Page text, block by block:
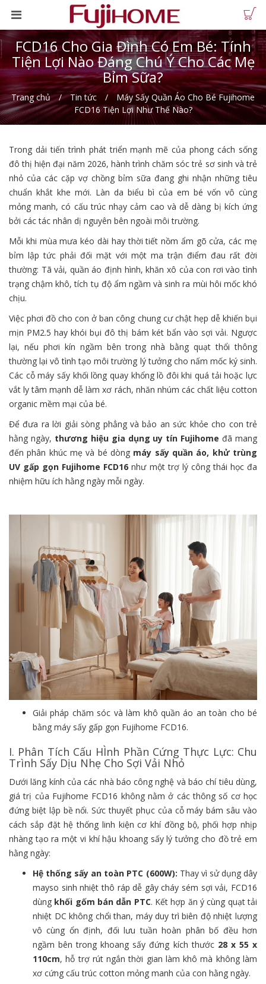
FCD16 Cho Gia Đình Có Em Bé: Tính
Tiện Lợi Nào Đáng Chú Ý Cho Các Mẹ
Bỉm Sữa?
Trang chủ Tin tức
Máy Sấy Quần Áo Cho Bé Fujihome
FCD16 Tiện Lợi Như Thế Nào?
Trong dải tiến trình phát triển mạnh mẽ của phong cách sống
đô thị hiện đại năm 2026, hành trình chăm sóc trẻ sơ sinh và trẻ
nhỏ của các cặp vợ chồng bỉm sữa đang ghi nhận những tiêu
chuẩn khắt khe mới. Làn da biểu bì của em bé vốn vô cùng
mỏng manh, có cấu trúc nhạy cảm cao và dễ dàng bị kích ứng
bởi các tác nhân dị nguyên bên ngoài môi trường.
Mỗi khi mùa mưa kéo dài hay thời tiết nồm ẩm gõ cửa, các mẹ
bỉm lập tức phải đối mặt với một ma trận điểm đau rất đời
thường: Tã vải, quần áo định hình, khăn xô của con rơi vào tình
trạng chậm khô, tích tụ độ ẩm ngầm và sinh ra mùi hôi mốc khó
chịu.
Việc phơi đồ cho con ở ban công chung cư chật hẹp dễ khiến bụi
mịn PM2.5 hay khói bụi đô thị bám két bẩn vào sợi vải. Ngược
lại, nếu phơi kín ngầm bên trong nhà bằng quạt thổi thông
thường lại vô tình tạo môi trường lý tưởng cho nấm mốc ký sinh.
Các cỗ máy sấy khối lồng quay khổng lồ đôi khi quá tải hoặc lực
vắt ly tâm mạnh dễ làm xơ rách, nhăn nhúm các chất liệu cotton
organic mềm mại của bé.
Để đưa ra lời giải sòng phẳng và bảo an sức khỏe cho con trẻ
hằng ngày, thương hiệu gia dụng uy tín Fujihome đã mang
đến phân khúc mẹ và bé dòng máy sấy quần áo, khử trùng
UV gấp gọn Fujihome FCD16 như một trợ lý công thái học đa
nhiệm hữu ích hằng ngày mỗi ngày.
Giải pháp chăm sóc và làm khô quần áo an toàn cho bé
bằng máy sấy gấp gọn Fujihome FCD16.
I. Phân Tích Cấu HÌnh Phần Cứng Thực Lực: Chu
Trình Sấy Dịu Nhẹ Cho Sợi Vải Nhỏ
Dưới lăng kính của các nhà báo công nghệ và báo chí tiêu dùng,
giá trị của Fujihome FCD16 không nằm ở các thông số cơ học
đứng biệt lập bề nổi. Sức thuyết phục của cỗ máy bám sâu vào
cách sắp đặt hệ thống linh kiện cơ khí đồng bộ, phối hợp nhịp
nhàng tạo ra một vi khí hậu khoang sấy lý tưởng cho đồ trẻ em
hằng ngày:
Hệ thống sấy an toàn PTC (600W): Thay vì sử dụng dây
mayso sinh nhiệt thô ráp dễ gây cháy sém sợi vải, FCD16
dùng khối gốm bán dẫn PTC. Kết hợp ăn ý cùng quạt tải
nhiệt DC không chổi than, máy duy trì biên độ nhiệt lượng
vô cùng ổn định, đối lưu tuần hoàn phân bố đều hơn
ngầm bên trong khoang sấy đứng kích thước 28 x 55 x
110cm, hỗ trợ rút ngắn thời gian làm khô mà không làm
xơ cứng cấu trúc cotton mỏng manh của con hằng ngày.